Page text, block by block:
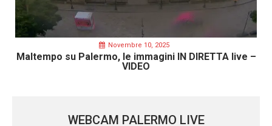
Novembre 10, 2025
Maltempo su Palermo, le immagini IN DIRETTA live –
VIDEO
WEBCAM PALERMO LIVE